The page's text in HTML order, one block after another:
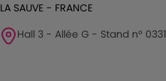
LA SAUVE - FRANCE
Hall 3 - Allée G - Stand n° 0331